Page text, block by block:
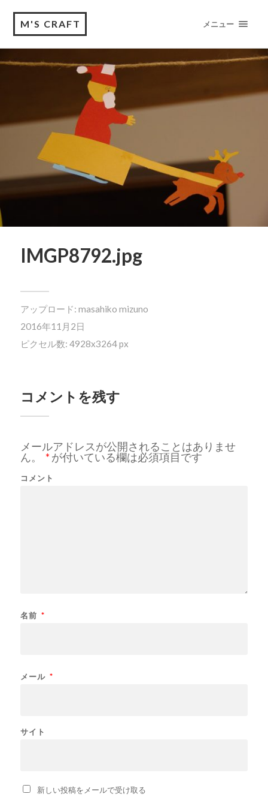
M'S CRAFT メニュー
IMGP8792.jpg
アップロード: masahiko mizuno
2016年11月2日
ピクセル数: 4928x3264 px
コメントを残す
メールアドレスが公開されることはありませ
ん。
* が付いている欄は必須項目です
コメント
名前 *
メール *
サイト
新しい投稿をメールで受け取る